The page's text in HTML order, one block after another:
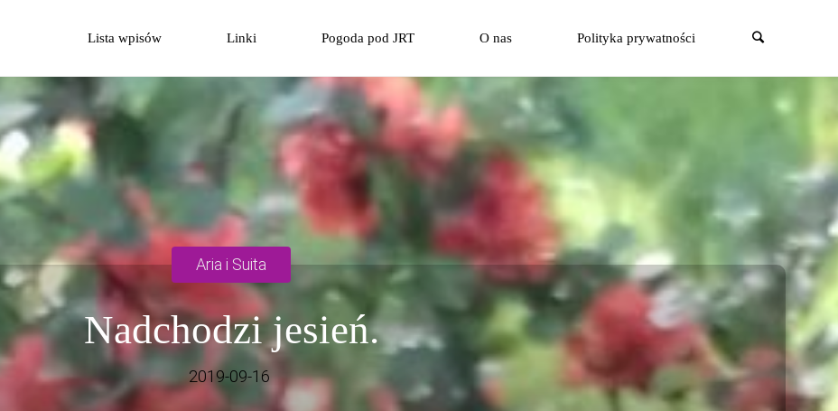
treści
Lista wpisów Linki Pogoda pod JRT O nas Polityka prywatności
Nadchodzi jesień.
2019-09-16
Aria i Suita